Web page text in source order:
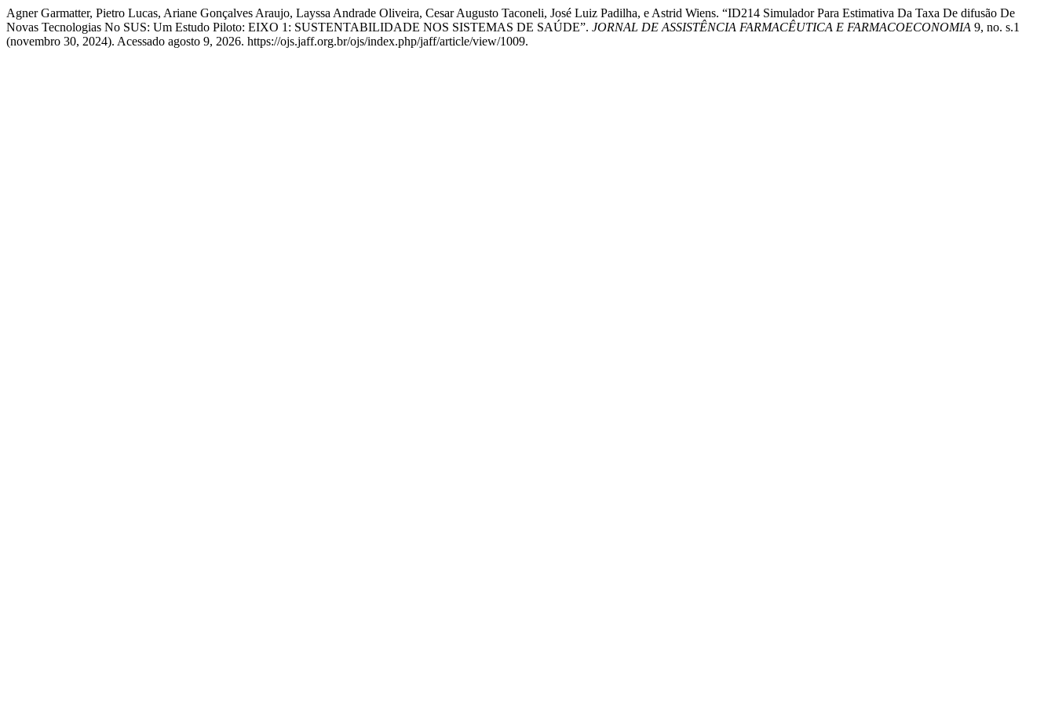
Agner Garmatter, Pietro Lucas, Ariane Gonçalves Araujo, Layssa Andrade Oliveira, Cesar Augusto Taconeli, José Luiz Padilha, e Astrid Wiens. “ID214 Simulador Para Estimativa Da Taxa De difusão De
Novas Tecnologias No SUS: Um Estudo Piloto: EIXO 1: SUSTENTABILIDADE NOS SISTEMAS DE SAÚDE”. JORNAL DE ASSISTÊNCIA FARMACÊUTICA E FARMACOECONOMIA 9, no. s.1
(novembro 30, 2024). Acessado agosto 9, 2026. https://ojs.jaff.org.br/ojs/index.php/jaff/article/view/1009.